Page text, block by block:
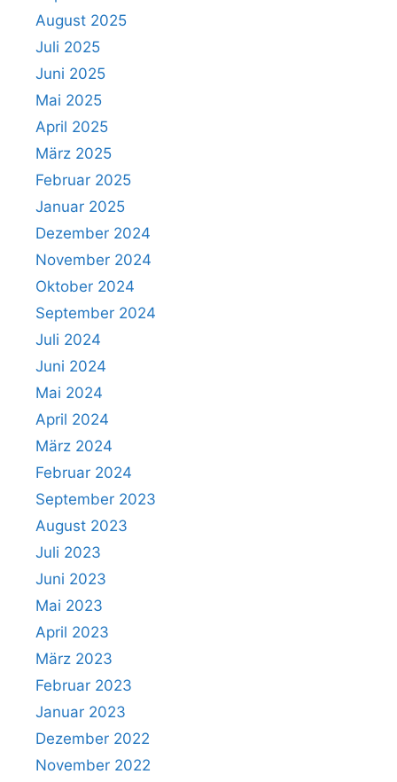
August 2025
Juli 2025
Juni 2025
Mai 2025
April 2025
März 2025
Februar 2025
Januar 2025
Dezember 2024
November 2024
Oktober 2024
September 2024
Juli 2024
Juni 2024
Mai 2024
April 2024
März 2024
Februar 2024
September 2023
August 2023
Juli 2023
Juni 2023
Mai 2023
April 2023
März 2023
Februar 2023
Januar 2023
Dezember 2022
November 2022